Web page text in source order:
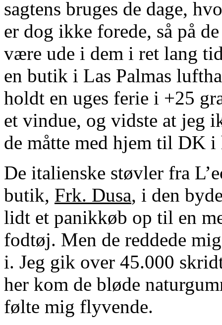
sagtens bruges de dage,
er dog ikke forede, så på
være ude i dem i ret lang
en butik i Las Palmas
holdt en uges ferie i +25
et vindue, og vidste at jeg
de måtte med hjem til DK i
De italienske støvler fra
butik, Frk. Dusa, i den
lidt et panikkøb op til en
fodtøj. Men de reddede
i. Jeg gik over 45.000
her kom de bløde
følte mig flyvende.